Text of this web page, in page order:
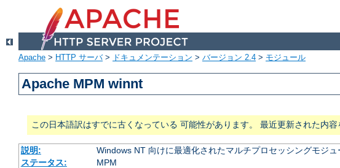
Apache > HTTP サーバ> ドキュメンテーション > バージョン 2.4 > モジュール
Apache MPM winnt
この日本語訳はすでに古くなっている 可能性があります。 最近更新された内容
説明:
Windows NT 向けに最適化されたマルチプロセッシングモジュ
ステータス:
MPM